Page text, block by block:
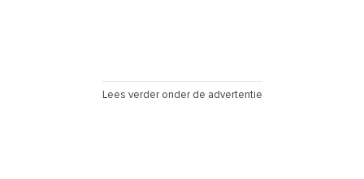
Lees verder onder de advertentie